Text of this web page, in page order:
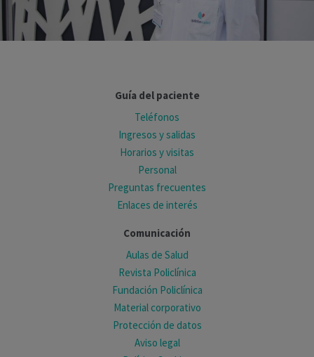
Guía del paciente
Teléfonos
Ingresos y salidas
Horarios y visitas
Personal
Preguntas frecuentes
Enlaces de interés
Comunicación
Aulas de Salud
Revista Policlínica
Fundación Policlínica
Material corporativo
Protección de datos
Aviso legal